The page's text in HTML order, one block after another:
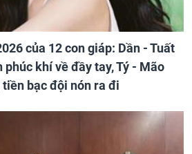
của 12 con giáp: Dần - Tuất
phúc khí về đầy tay, Tý - Mão
bạc đội nón ra đi